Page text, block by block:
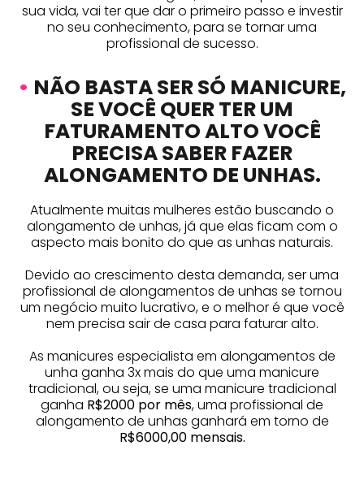
sua vida, vai ter que dar o primeiro passo e investir
no seu conhecimento, para se tornar uma
profissional de sucesso.
• NÃO BASTA SER SÓ MANICURE,
SE VOCÊ QUER TER UM
FATURAMENTO ALTO VOCÊ
PRECISA SABER FAZER
ALONGAMENTO DE UNHAS.
Atualmente muitas mulheres estão buscando o
alongamento de unhas, já que elas ficam com o
aspecto mais bonito do que as unhas naturais.
Devido ao crescimento desta demanda, ser uma
profissional de alongamentos de unhas se tornou
um negócio muito lucrativo, e o melhor é que você
nem precisa sair de casa para faturar alto.
As manicures especialista em alongamentos de
unha ganha 3x mais do que uma manicure
tradicional, ou seja, se uma manicure tradicional
ganha R$2000 por mês, uma profissional de
alongamento de unhas ganhará em torno de
R$6000,00 mensais.